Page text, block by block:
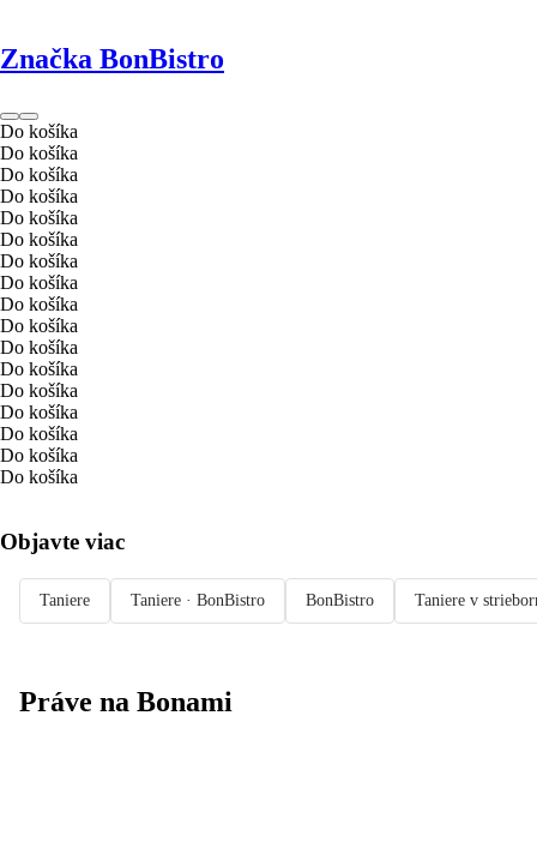
Značka BonBistro
Do košíka
Do košíka
Do košíka
Do košíka
Do košíka
Do košíka
Do košíka
Do košíka
Do košíka
Do košíka
Do košíka
Do košíka
Do košíka
Do košíka
Do košíka
Do košíka
Do košíka
Objavte viac
Taniere Taniere · BonBistro BonBistro Taniere v
Práve na Bonami